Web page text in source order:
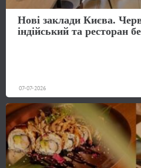
Нові заклади Києва.
індійський та ресторан
07-07-2026